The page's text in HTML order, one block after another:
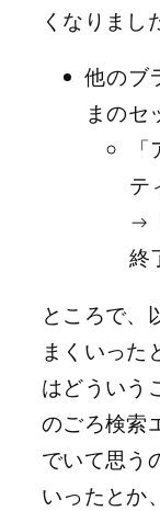
くなりまし
他のブ
まのセ
テ
→
終
ところで、
まくいった
はどういう
のごろ検索
でいて思う
いったとか